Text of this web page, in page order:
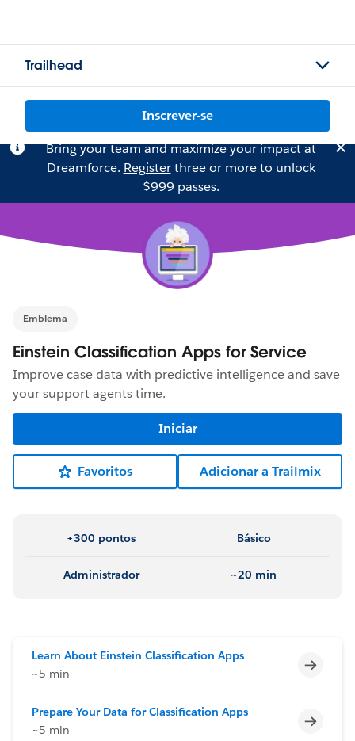
Trailhead
Inscrever-se
Bring your team and maximize your impact at
Dreamforce. Registerthree or more to unlock
$999 passes.
Emblema
Einstein Classification Apps for Service
Improve case data with predictive intelligence and save
your support agents time.
Iniciar
Favoritos Adicionar a Trailmix
+300 pontos Básico
Administrador ~20 min
Learn About Einstein Classification Apps
~5 min
Prepare Your Data for Classification Apps
~5 min